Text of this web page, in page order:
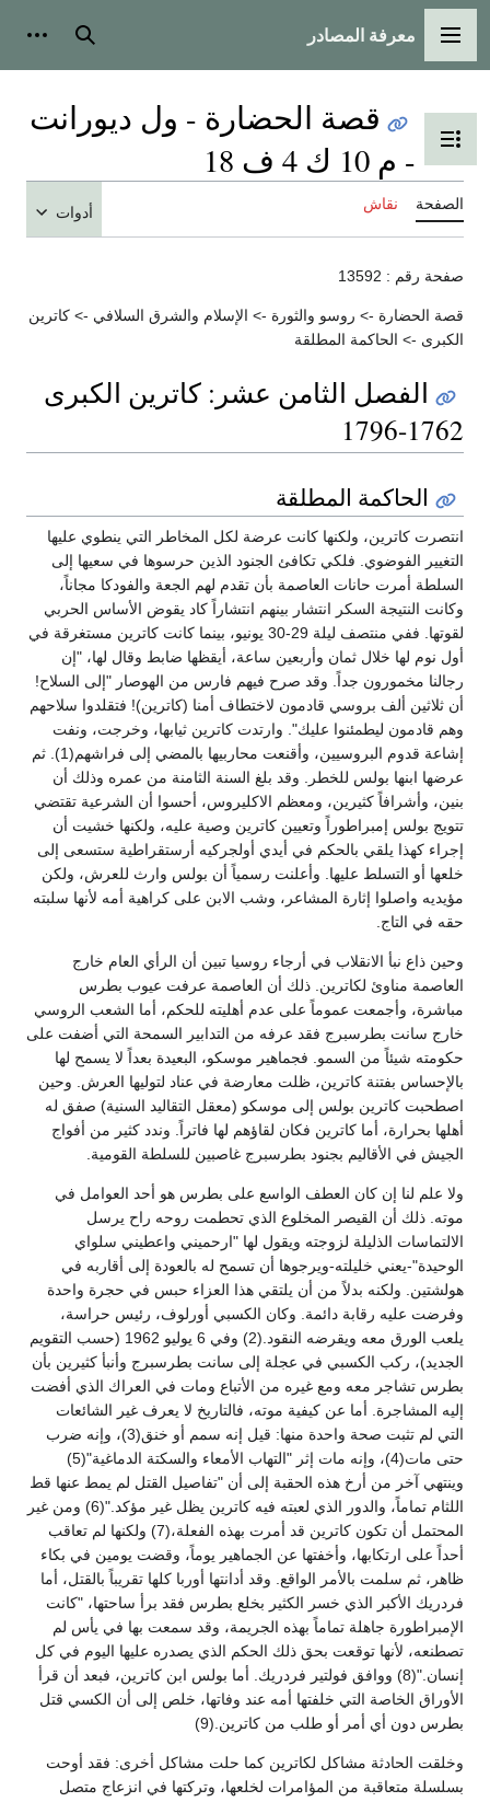
القائمة الرئيسية
معرفة المصادر بحث
تبديل عرض جدول المحتويات
قصة الحضارة - ول ديورانت
- م 10 ك 4 ف 18
الصفحة نقاش أدوات
صفحة رقم : 13592
قصة الحضارة -> روسو والثورة -> الإسلام والشرق السلافي -> كاترين
الكبرى -> الحاكمة المطلقة
الفصل الثامن عشر: كاترين الكبرى
1762-1796
الحاكمة المطلقة
انتصرت كاترين، ولكنها كانت عرضة لكل المخاطر التي ينطوي عليها
التغيير الفوضوي. فلكي تكافئ الجنود الذين حرسوها في سعيها إلى
السلطة أمرت حانات العاصمة بأن تقدم لهم الجعة والفودكا مجاناً،
وكانت النتيجة السكر انتشار بينهم انتشاراً كاد يقوض الأساس الحربي
لقوتها. ففي منتصف ليلة 29-30 يونيو، بينما كانت كاترين مستغرقة في
أول نوم لها خلال ثمان وأربعين ساعة، أيقظها ضابط وقال لها، "إن
رجالنا مخمورون جداً. وقد صرح فيهم فارس من الهوصار "إلى السلاح!
أن ثلاثين ألف بروسي قادمون لاختطاف أمنا (كاترين)! فتقلدوا سلاحهم
وهم قادمون ليطمئنوا عليك". وارتدت كاترين ثيابها، وخرجت، ونفت
إشاعة قدوم البروسيين، وأقنعت محاربيها بالمضي إلى فراشهم(1). ثم
عرضها ابنها بولس للخطر. وقد بلغ السنة الثامنة من عمره وذلك أن
بنين، وأشرافاً كثيرين، ومعظم الاكليروس، أحسوا أن الشرعية تقتضي
تتويج بولس إمبراطوراً وتعيين كاترين وصية عليه، ولكنها خشيت أن
إجراء كهذا يلقي بالحكم في أيدي أولجركيه أرستقراطية ستسعى إلى
خلعها أو التسلط عليها. وأعلنت رسمياً أن بولس وارث للعرش، ولكن
مؤيديه واصلوا إثارة المشاعر، وشب الابن على كراهية أمه لأنها سلبته
حقه في التاج.
وحين ذاع نبأ الانقلاب في أرجاء روسيا تبين أن الرأي العام خارج
العاصمة مناوئ لكاترين. ذلك أن العاصمة عرفت عيوب بطرس
مباشرة، وأجمعت عموماً على عدم أهليته للحكم، أما الشعب الروسي
خارج سانت بطرسبرج فقد عرفه من التدابير السمحة التي أضفت على
حكومته شيئاً من السمو. فجماهير موسكو، البعيدة بعداً لا يسمح لها
بالإحساس بفتنة كاترين، ظلت معارضة في عناد لتوليها العرش. وحين
اصطحبت كاترين بولس إلى موسكو (معقل التقاليد السنية) صفق له
أهلها بحرارة، أما كاترين فكان لقاؤهم لها فاتراً. وندد كثير من أفواج
الجيش في الأقاليم بجنود بطرسبرج غاصبين للسلطة القومية.
ولا علم لنا إن كان العطف الواسع على بطرس هو أحد العوامل في
موته. ذلك أن القيصر المخلوع الذي تحطمت روحه راح يرسل
الالتماسات الذليلة لزوجته ويقول لها "ارحميني واعطيني سلواي
الوحيدة"-يعني خليلته-ويرجوها أن تسمح له بالعودة إلى أقاربه في
هولشتين. ولكنه بدلاً من أن يلتقي هذا العزاء حبس في حجرة واحدة
وفرضت عليه رقابة دائمة. وكان الكسبي أورلوف، رئيس حراسة،
يلعب الورق معه ويقرضه النقود.(2) وفي 6 يوليو 1962 (حسب التقويم
الجديد)، ركب الكسبي في عجلة إلى سانت بطرسبرج وأنبأ كثيرين بأن
بطرس تشاجر معه ومع غيره من الأتباع ومات في العراك الذي أفضت
إليه المشاجرة. أما عن كيفية موته، فالتاريخ لا يعرف غير الشائعات
التي لم تثبت صحة واحدة منها: قيل إنه سمم أو خنق(3)، وإنه ضرب
حتى مات(4)، وإنه مات إثر "التهاب الأمعاء والسكتة الدماغية"(5)
وينتهي آخر من أرخ هذه الحقبة إلى أن "تفاصيل القتل لم يمط عنها قط
اللثام تماماً، والدور الذي لعبته فيه كاترين يظل غير مؤكد."(6) ومن غير
المحتمل أن تكون كاترين قد أمرت بهذه الفعلة،(7) ولكنها لم تعاقب
أحداً على ارتكابها، وأخفتها عن الجماهير يوماً، وقضت يومين في بكاء
ظاهر، ثم سلمت بالأمر الواقع. وقد أدانتها أوربا كلها تقريباً بالقتل، أما
فردريك الأكبر الذي خسر الكثير بخلع بطرس فقد برأ ساحتها، "كانت
الإمبراطورة جاهلة تماماً بهذه الجريمة، وقد سمعت بها في يأس لم
تصطنعه، لأنها توقعت بحق ذلك الحكم الذي يصدره عليها اليوم في كل
إنسان."(8) ووافق فولتير فردريك. أما بولس ابن كاترين، فبعد أن قرأ
الأوراق الخاصة التي خلفتها أمه عند وفاتها، خلص إلى أن الكسي قتل
بطرس دون أي أمر أو طلب من كاترين.(9)
وخلقت الحادثة مشاكل لكاترين كما حلت مشاكل أخرى: فقد أوحت
بسلسلة متعاقبة من المؤامرات لخلعها، وتركتها في انزعاج متصل